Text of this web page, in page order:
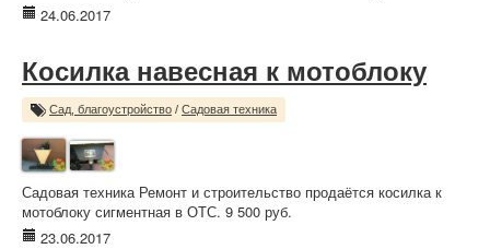
24.06.2017
Косилка навесная к мотоблоку
Сад, благоустройство / Садовая техника
Садовая техника Ремонт и строительство продаётся косилка к
мотоблоку сигментная в ОТС. 9 500 руб.
23.06.2017